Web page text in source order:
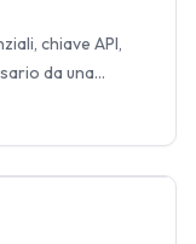
chiave API,
da una